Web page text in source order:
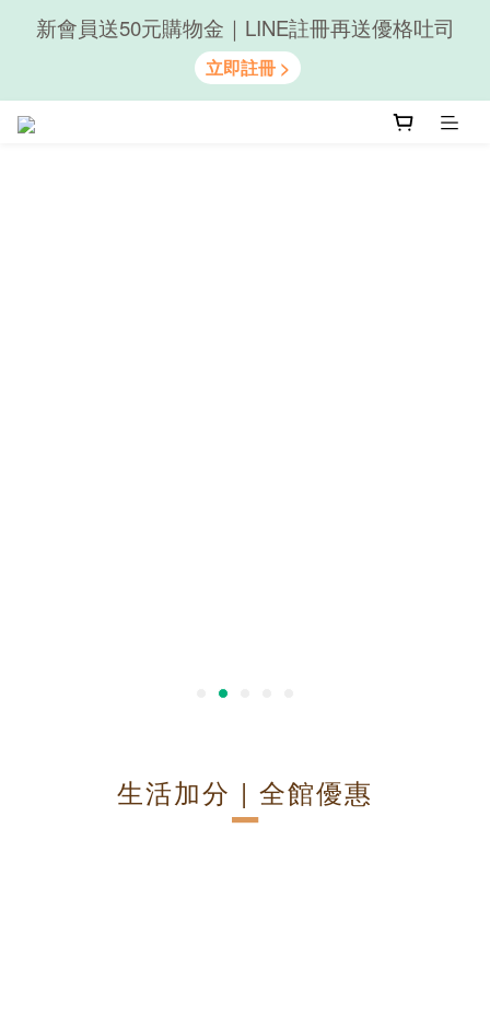
隨心享受｜貝果任選6組$899
新會員送50元購物金｜LINE註冊再送優格吐司
生活加分 | 全館優惠
－